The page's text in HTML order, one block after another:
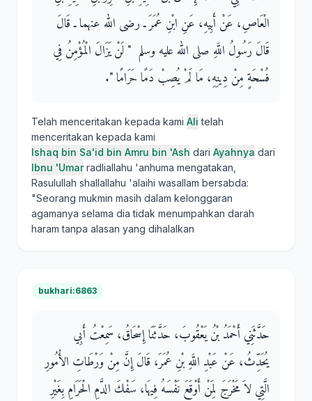
الْعَاصِ، عَنْ أَبِيهِ، عَنِ ابْنِ عُمَرَ ـ رضى الله عنهما ـ قَالَ
قَالَ رَسُولُ اللَّهِ صلى الله عليه وسلم ‏ "‏ لَنْ يَزَالَ الْمُؤْمِنُ فِي
فُسْحَةٍ مِنْ دِينِهِ، مَا لَمْ يُصِبْ دَمًا حَرَامًا ‏"‏‏.‏
Telah menceritakan kepada kami Ali telah
menceritakan kepada kami
Ishaq bin Sa'id bin Amru bin 'Ash dari Ayahnya dari
Ibnu 'Umarradliallahu 'anhuma mengatakan,
Rasulullah shallallahu 'alaihi wasallam bersabda:
"Seorang mukmin masih dalam kelonggaran
agamanya selama dia tidak menumpahkan darah
haram tanpa alasan yang dihalalkan
bukhari:6863
حَدَّثَنِي أَحْمَدُ بْنُ يَعْقُوبَ، حَدَّثَنَا إِسْحَاقُ، سَمِعْتُ أَبِي
يُحَدِّثُ، عَنْ عَبْدِ اللَّهِ بْنِ عُمَرَ، قَالَ إِنَّ مِنْ وَرْطَاتِ الأُمُورِ
الَّتِي لاَ مَخْرَجَ لِمَنْ أَوْقَعَ نَفْسَهُ فِيهَا، سَفْكَ الدَّمِ الْحَرَامِ بِغَيْرِ